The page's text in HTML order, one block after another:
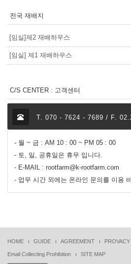
전국 재배지
[임실]제2 재배하우스
[임실] 제1 재배하우스
C/S CENTER : 고객센터
T. 070 - 7624 - 7689 / F.
- 월 ~ 금 : AM 10 : 00 ~ PM 05 : 00
- 토, 일, 공휴일은 휴무 입니다.
- E-MAIL : rootfarm@k-rootfarm.com
- 업무 시간 외에는 온라인 문의를 이용
HOME GUIDE AGREEMENT
Email Collecting Prohibition SITE MAP